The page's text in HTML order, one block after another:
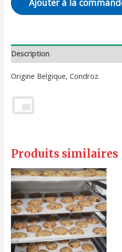
Ajouter à la
Description
Origine Belgique, Condroz.
Produits similaires